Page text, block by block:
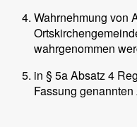
Wahrnehmung von
wahrgenommen
in § 5a Absatz 4
Fassung